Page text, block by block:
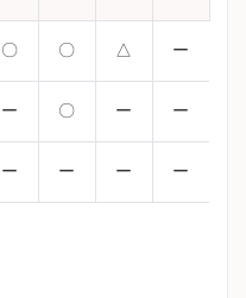
〇 〇 △ ー
ー 〇 ー ー
ー ー ー ー